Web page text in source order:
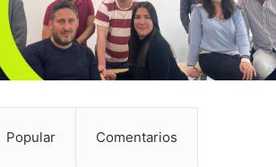
Popular Comentarios